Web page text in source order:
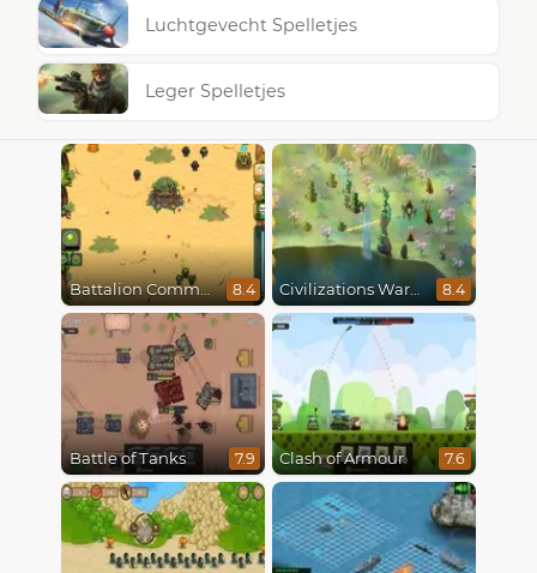
Luchtgevecht Spelletjes
Leger Spelletjes
Battalion Commander 8.4 Civilizations Wars Master Edition 8.4
Battle of Tanks 7.9 Clash of Armour 7.6